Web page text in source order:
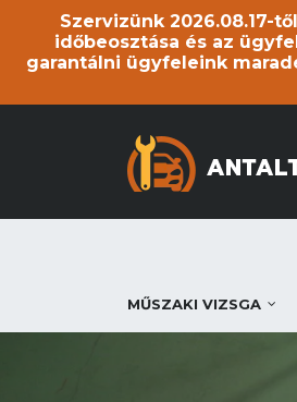
Szervizünk 2026.08.17-
időbeosztása és az
garantálni ügyfeleink
MŰSZAKI VIZSGA